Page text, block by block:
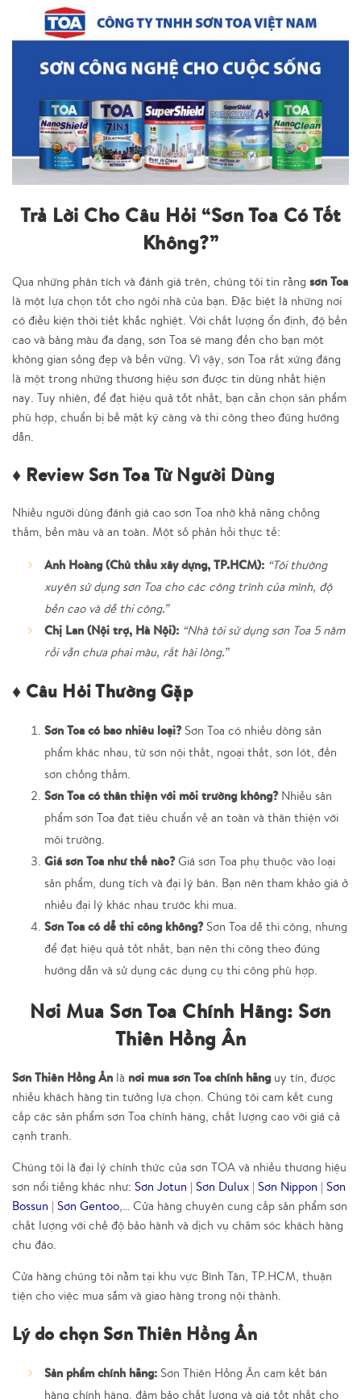
Trả Lời Cho Câu Hỏi “Sơn Toa Có Tốt
Không?”
Qua những phân tích và đánh giá trên, chúng tôi tin rằng sơn Toa
là một lựa chọn tốt cho ngôi nhà của bạn. Đặc biệt là những nơi
có điều kiện thời tiết khắc nghiệt. Với chất lượng ổn định, độ bền
cao và bảng màu đa dạng, sơn Toa sẽ mang đến cho bạn một
không gian sống đẹp và bền vững. Vì vậy, sơn Toa rất xứng đáng
là một trong những thương hiệu sơn được tin dùng nhất hiện
nay. Tuy nhiên, để đạt hiệu quả tốt nhất, bạn cần chọn sản phẩm
phù hợp, chuẩn bị bề mặt kỹ càng và thi công theo đúng hướng
dẫn.
♦ Review Sơn Toa Từ Người Dùng
Nhiều người dùng đánh giá cao sơn Toa nhờ khả năng chống
thấm, bền màu và an toàn. Một số phản hồi thực tế:
Anh Hoàng (Chủ thầu xây dựng, TP.HCM): “Tôi thường
xuyên sử dụng sơn Toa cho các công trình của mình, độ
bền cao và dễ thi công.”
Chị Lan (Nội trợ, Hà Nội): “Nhà tôi sử dụng sơn Toa 5 năm
rồi vẫn chưa phai màu, rất hài lòng.”
♦ Câu Hỏi Thường Gặp
Sơn Toa có bao nhiêu loại? Sơn Toa có nhiều dòng sản
phẩm khác nhau, từ sơn nội thất, ngoại thất, sơn lót, đến
sơn chống thấm.
Sơn Toa có thân thiện với môi trường không?Nhiều sản
phẩm sơn Toa đạt tiêu chuẩn về an toàn và thân thiện với
môi trường.
Giá sơn Toa như thế nào?Giá sơn Toa phụ thuộc vào loại
sản phẩm, dung tích và đại lý bán. Bạn nên tham khảo giá ở
nhiều đại lý khác nhau trước khi mua.
Sơn Toa có dễ thi công không?Sơn Toa dễ thi công, nhưng
để đạt hiệu quả tốt nhất, bạn nên thi công theo đúng
hướng dẫn và sử dụng các dụng cụ thi công phù hợp.
Nơi Mua Sơn Toa Chính Hãng: Sơn
Thiên Hồng Ân
Sơn Thiên Hồng Ân là nơi mua sơn Toa chính hãnguy tín, được
nhiều khách hàng tin tưởng lựa chọn. Chúng tôi cam kết cung
cấp các sản phẩm sơn Toa chính hãng, chất lượng cao với giá cả
cạnh tranh.
Chúng tôi là đại lý chính thức của sơn TOA và nhiều thương hiệu
sơn nổi tiếng khác như: Sơn Jotun | Sơn Dulux | Sơn Nippon | Sơn
Bossun | Sơn Gentoo,… Cửa hàng chuyên cung cấp sản phẩm sơn
chất lượng với chế độ bảo hành và dịch vụ chăm sóc khách hàng
chu đáo.
Cửa hàng chúng tôi nằm tại khu vực Bình Tân, TP.HCM, thuận
tiện cho việc mua sắm và giao hàng trong nội thành.
Lý do chọn Sơn Thiên Hồng Ân
Sản phẩm chính hãng: Sơn Thiên Hồng Ân cam kết bán
hàng chính hãng, đảm bảo chất lượng và giá tốt nhất cho